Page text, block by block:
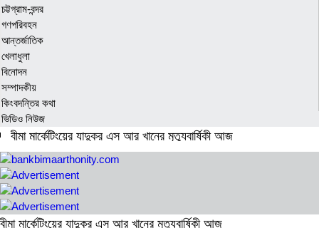
চট্টগ্রাম-বন্দর
গণপরিবহন
আন্তর্জাতিক
খেলাধুলা
বিনোদন
সম্পাদকীয়
কিংবদন্তির কথা
ভিডিও নিউজ
বীমা মার্কেটিংয়ের যাদুকর এস আর খানের মৃত্যুবার্ষিকী আজ
বীমা আইন লঙ্ঘনের ব্যাখ্যা চেয়ে স্বদেশ লাইফকে কারণ দর্শানোর নোটিশ
সংবিধান সংশোধনে অংশীজনদের মতামত নেওয়া হবে : আইনমন্ত্রী
বাংলাদেশ-কোরিয়া সিইপিএ দুই দেশের অর্থনৈতিক সম্পর্কের নতুন দিগন্ত
বীমা মার্কেটিংয়ের যাদুকর এস আর খানের মৃত্যুবার্ষিকী আজ